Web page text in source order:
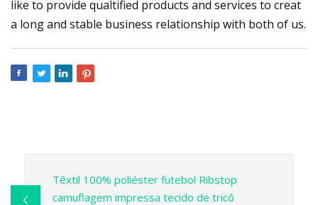
like to provide qualtified products and services to creat
a long and stable business relationship with both of us.
Têxtil 100% poliéster futebol Ribstop
camuflagem impressa tecido de tricô